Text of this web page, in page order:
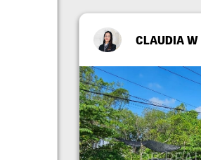
CLAUDIA W